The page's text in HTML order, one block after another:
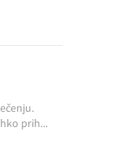
prih...